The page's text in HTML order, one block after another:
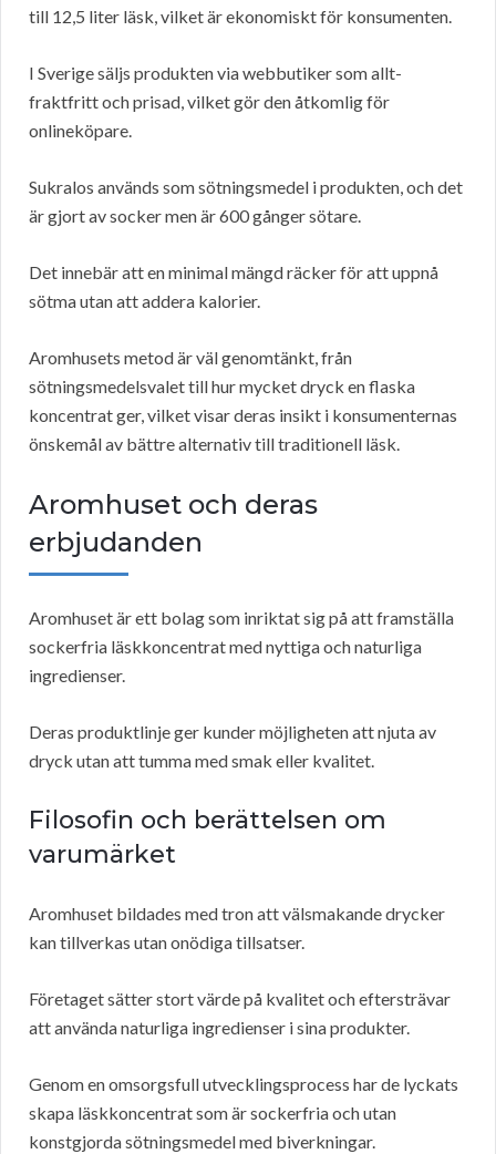
till 12,5 liter läsk, vilket är ekonomiskt för konsumenten.
I Sverige säljs produkten via webbutiker som allt-
fraktfritt och prisad, vilket gör den åtkomlig för
onlineköpare.
Sukralos används som sötningsmedel i produkten, och det
är gjort av socker men är 600 gånger sötare.
Det innebär att en minimal mängd räcker för att uppnå
sötma utan att addera kalorier.
Aromhusets metod är väl genomtänkt, från
sötningsmedelsvalet till hur mycket dryck en flaska
koncentrat ger, vilket visar deras insikt i konsumenternas
önskemål av bättre alternativ till traditionell läsk.
Aromhuset och deras
erbjudanden
Aromhuset är ett bolag som inriktat sig på att framställa
sockerfria läskkoncentrat med nyttiga och naturliga
ingredienser.
Deras produktlinje ger kunder möjligheten att njuta av
dryck utan att tumma med smak eller kvalitet.
Filosofin och berättelsen om
varumärket
Aromhuset bildades med tron att välsmakande drycker
kan tillverkas utan onödiga tillsatser.
Företaget sätter stort värde på kvalitet och eftersträvar
att använda naturliga ingredienser i sina produkter.
Genom en omsorgsfull utvecklingsprocess har de lyckats
skapa läskkoncentrat som är sockerfria och utan
konstgjorda sötningsmedel med biverkningar.